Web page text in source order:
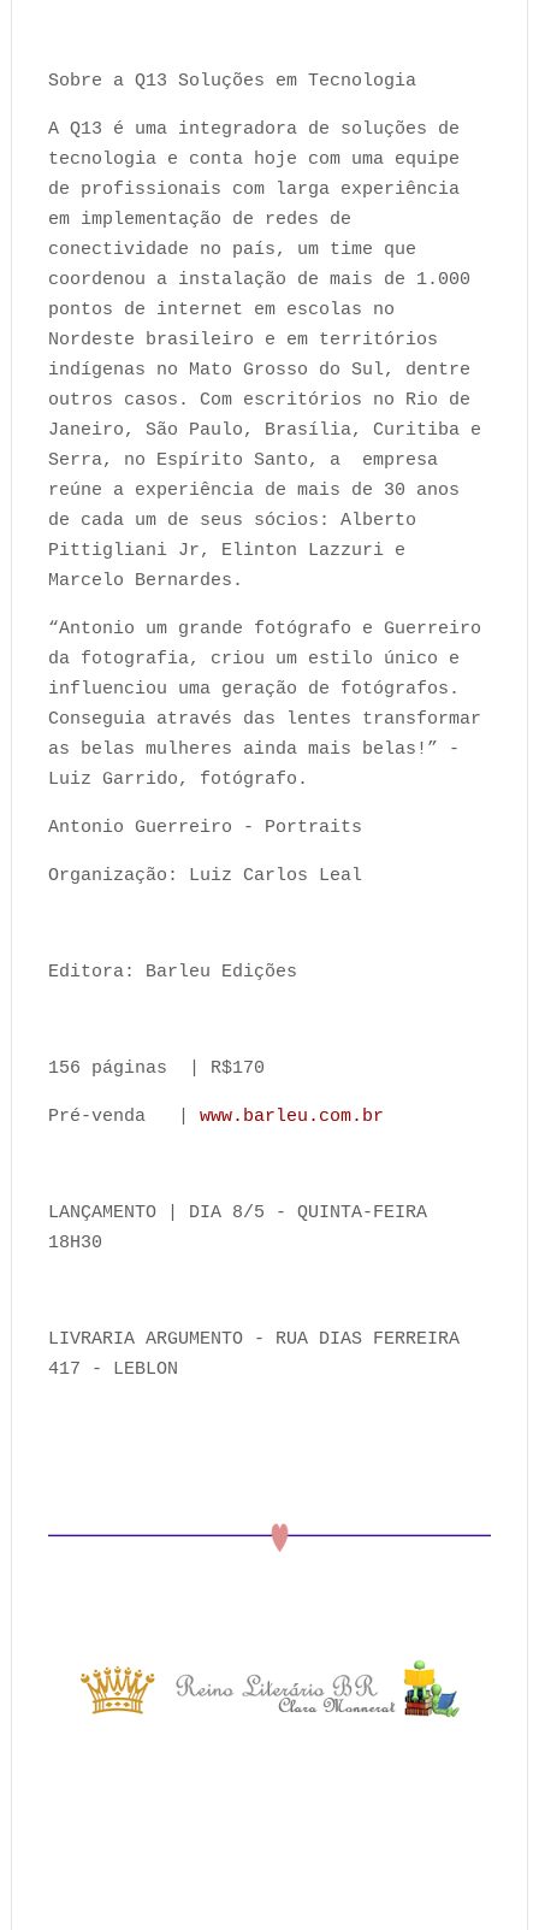
Sobre a Q13 Soluções em Tecnologia
A Q13 é uma integradora de soluções de
tecnologia e conta hoje com uma equipe
de profissionais com larga experiência
em implementação de redes de
conectividade no país, um time que
coordenou a instalação de mais de 1.000
pontos de internet em escolas no
Nordeste brasileiro e em territórios
indígenas no Mato Grosso do Sul, dentre
outros casos. Com escritórios no Rio de
Janeiro, São Paulo, Brasília, Curitiba e
Serra, no Espírito Santo, a empresa
reúne a experiência de mais de 30 anos
de cada um de seus sócios: Alberto
Pittigliani Jr, Elinton Lazzuri e
Marcelo Bernardes.
“Antonio um grande fotógrafo e Guerreiro
da fotografia, criou um estilo único e
influenciou uma geração de fotógrafos.
Conseguia através das lentes transformar
as belas mulheres ainda mais belas!” -
Luiz Garrido, fotógrafo.
Antonio Guerreiro - Portraits
Organização: Luiz Carlos Leal
Editora: Barleu Edições
156 páginas | R$170
Pré-venda | www.barleu.com.br
LANÇAMENTO | DIA 8/5 - QUINTA-FEIRA
18H30
LIVRARIA ARGUMENTO - RUA DIAS FERREIRA
417 - LEBLON